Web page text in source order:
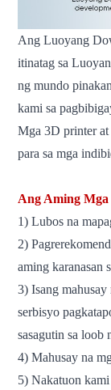
Ang Luoyang
itinatag sa
ng mundo
kami sa
Mga 3D printer
para sa mga
Ang Aming Mga
1) Lubos na
2)
aming karanasan
3) Isang
serbisyo
sasagutin sa loob
4) Mahusay na
5) Nakatuon